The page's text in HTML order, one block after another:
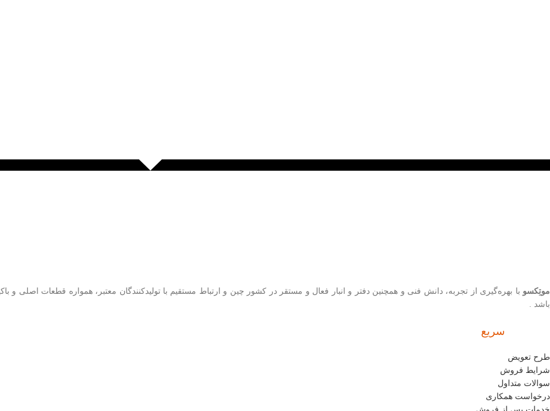
موتِکسو با بهره‌گیری از تجربه، دانش فنی و همچنین دفتر و انبار فعال و مستقر در کشور چین و ارتباط مستقیم با تولیدکنندگان معتبر، همواره قطعات اصلی
باشد .
سریع
طرح تعویض
شرایط فروش
سوالات متداول
درخواست همکاری